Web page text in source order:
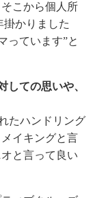
こから個人所
掛かりました
っています”と
しての思いや、
たハンドリング
イキングと言
と言って良い